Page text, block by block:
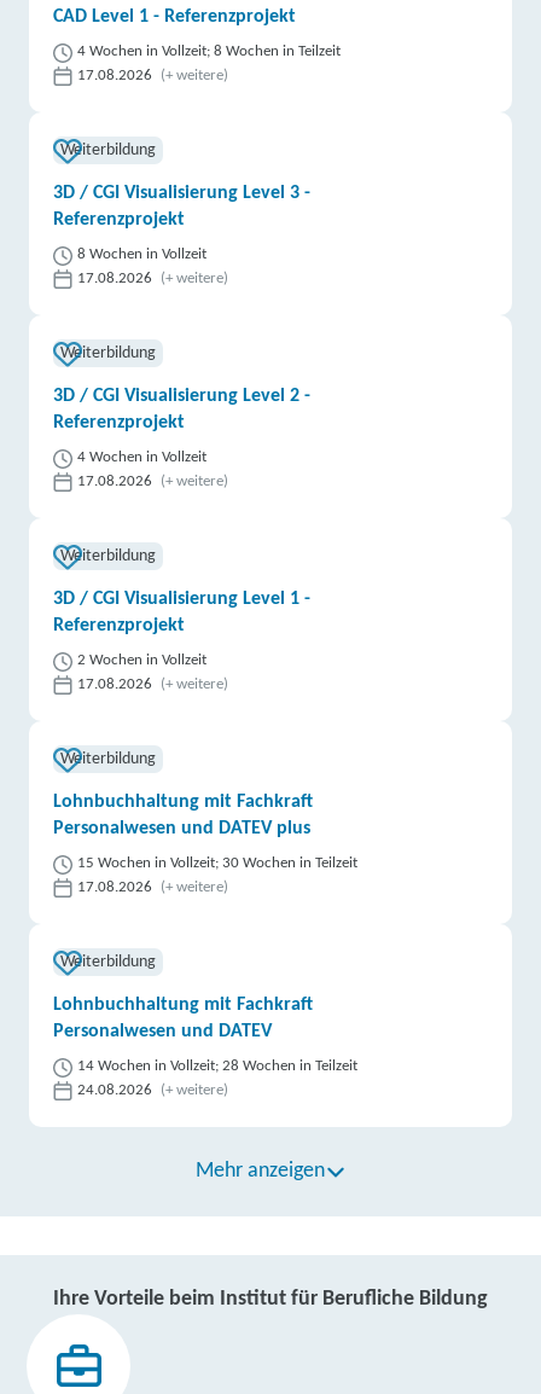
CAD Level 1 - Referenzprojekt
4 Wochen in Vollzeit; 8 Wochen in Teilzeit
17.08.2026
(+ weitere)
Weiterbildung
3D / CGI Visualisierung Level 3 -
Referenzprojekt
8 Wochen in Vollzeit
17.08.2026
(+ weitere)
Weiterbildung
3D / CGI Visualisierung Level 2 -
Referenzprojekt
4 Wochen in Vollzeit
17.08.2026
(+ weitere)
Weiterbildung
3D / CGI Visualisierung Level 1 -
Referenzprojekt
2 Wochen in Vollzeit
17.08.2026
(+ weitere)
Weiterbildung
Lohnbuchhaltung mit Fachkraft
Personalwesen und DATEV plus
15 Wochen in Vollzeit; 30 Wochen in Teilzeit
17.08.2026
(+ weitere)
Weiterbildung
Lohnbuchhaltung mit Fachkraft
Personalwesen und DATEV
14 Wochen in Vollzeit; 28 Wochen in Teilzeit
24.08.2026
(+ weitere)
Mehr anzeigen
Ihre Vorteile beim Institut für Berufliche Bildung